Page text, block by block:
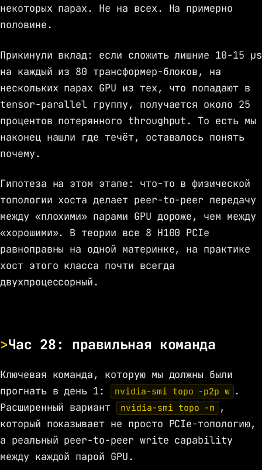
некоторых парах. Не на всех. На примерно
половине.
Прикинули вклад: если сложить лишние 10-15 µs
на каждый из 80 трансформер-блоков, на
нескольких парах GPU из тех, что попадают в
tensor-parallel группу, получается около 25
процентов потерянного throughput. То есть мы
наконец нашли где течёт, оставалось понять
почему.
Гипотеза на этом этапе: что-то в физической
топологии хоста делает peer-to-peer передачу
между «плохими» парами GPU дороже, чем между
«хорошими». В теории все 8 H100 PCIe
равноправны на одной материнке, на практике
хост этого класса почти всегда
двухпроцессорный.
Час 28: правильная команда
Ключевая команда, которую мы должны были
прогнать в день 1:
nvidia-smi topo -p2p w .
Расширенный вариант
nvidia-smi topo -m
,
который показывает не просто PCIe-топологию,
а реальный peer-to-peer write capability
между каждой парой GPU.